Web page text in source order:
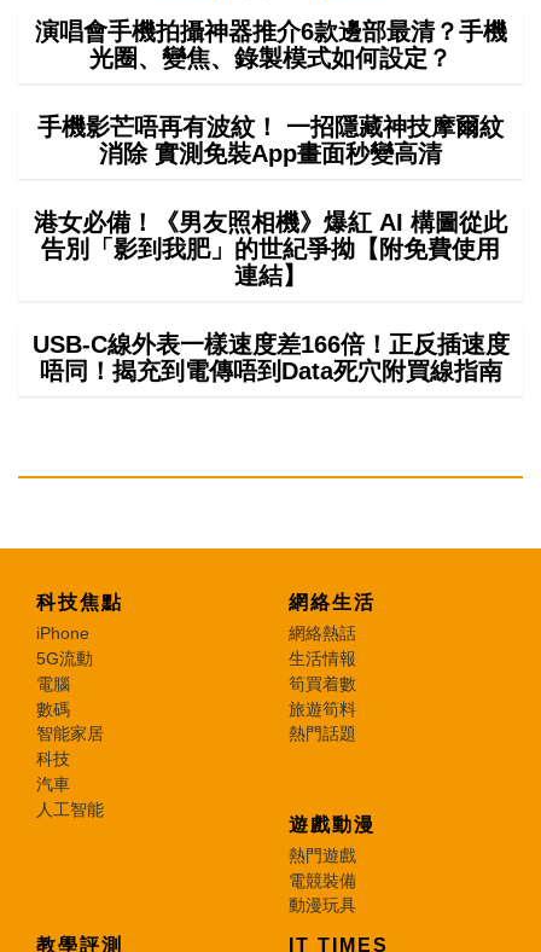
演唱會手機拍攝神器推介6款邊部最清？手機
光圈、變焦、錄製模式如何設定？
手機影芒唔再有波紋！ 一招隱藏神技摩爾紋
消除 實測免裝App畫面秒變高清
港女必備！《男友照相機》爆紅 AI 構圖從此
告別「影到我肥」的世紀爭拗【附免費使用
連結】
USB-C線外表一樣速度差166倍！正反插速度
唔同！揭充到電傳唔到Data死穴附買線指南
科技焦點
iPhone
5G流動
電腦
數碼
智能家居
科技
汽車
人工智能
網絡生活
網絡熱話
生活情報
筍買着數
旅遊筍料
熱門話題
遊戲動漫
熱門遊戲
電競裝備
動漫玩具
教學評測 IT TIMES